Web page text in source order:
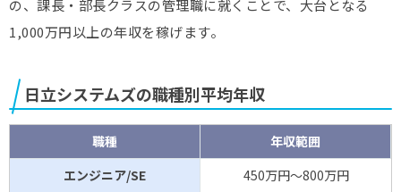
の、課長・部長クラスの管理職に就くことで、大台となる
1,000万円以上の年収を稼げます。
日立システムズの職種別平均年収
職種
年収範囲
エンジニア/SE
450万円～800万円